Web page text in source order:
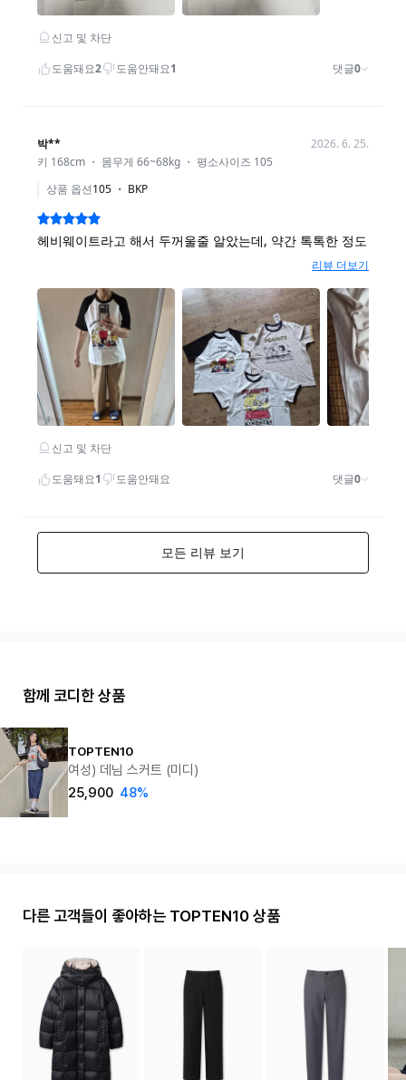
함께 코디한 상품
TOPTEN10
여성) 데님 스커트 (미디)
25,900 48%
다른 고객들이 좋아하는 TOPTEN10 상품